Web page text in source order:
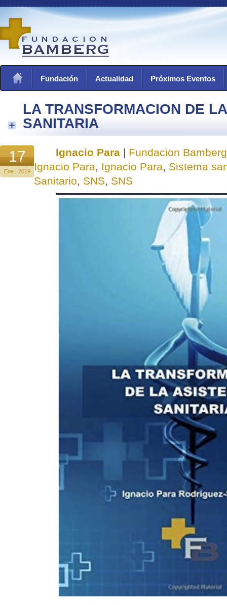
Fundación Actualidad Próximos Eventos
LA TRANSFORMACION DE
SANITARIA
17
Ene | 2019
Ignacio Para | Fundacion Bamberg
Ignacio Para
Ignacio Para
Sistema
Sanitario
SNS SNS